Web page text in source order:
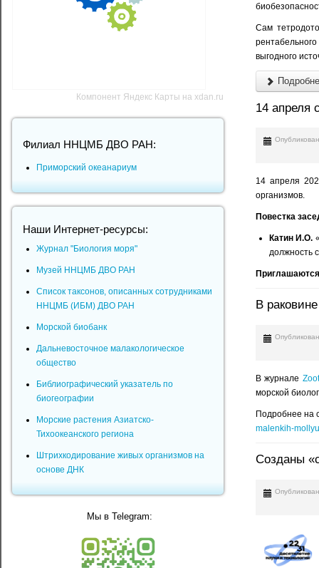
Сам
выгодного
14 апреля
14 апреля
организмов.
Повестка
Катин И.О.
должность
В
В журнале
морской
Подробнее на
malenkih-
Созданы
Компонент Яндекс Карты на xdan.ru
Филиал ННЦМБ ДВО РАН:
Приморский океанариум
Наши Интернет-ресурсы:
Журнал "Биология моря"
Музей ННЦМБ ДВО РАН
Список таксонов, описанных сотрудниками
ННЦМБ (ИБМ) ДВО РАН
Морской биобанк
Дальневосточное малакологическое
общество
Библиографический указатель по
биогеографии
Морские растения Азиатско-
Тихоокеанского региона
Штрихкодирование живых организмов на
основе ДНК
Мы в Telegram: